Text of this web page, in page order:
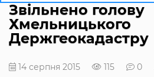
Звільнено голову
Хмельницького
Держгеокадастру
14 серпня 2015 115 0